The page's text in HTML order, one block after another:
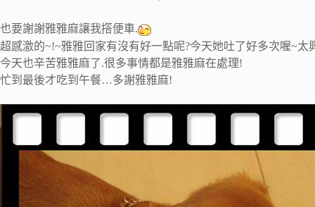
也要謝謝雅雅麻讓我撘便車.
超感激的~!~雅雅回家有沒有好一點呢?今天她吐了好多次喔~太
今天也辛苦雅雅麻了.很多事情都是雅雅麻在處理!
忙到最後才吃到午餐…多謝雅雅麻!